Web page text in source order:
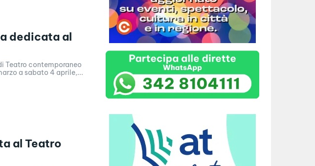
dedicata al
Teatro contemporaneo
a sabato 4 aprile,...
al Teatro